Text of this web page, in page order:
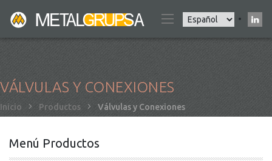
Select
your
language
VÁLVULAS Y CONEXIONES
Sobrescribir
de
ayuda
Inicio Productos Válvulas y Conexiones
Menú Productos